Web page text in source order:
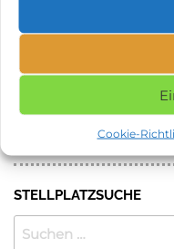
Cookie-
NAME, STADT ODER
GEWÜNSCHTEN
STELLPLATZSUCHE
SUCHEN